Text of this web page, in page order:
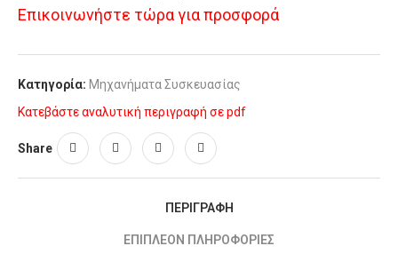
Επικοινωνήστε τώρα για προσφορά
Κατηγορία: Μηχανήματα Συσκευασίας
Κατεβάστε αναλυτική περιγραφή σε pdf
Share
ΠΕΡΙΓΡΑΦΉ
ΕΠΙΠΛΈΟΝ ΠΛΗΡΟΦΟΡΊΕΣ